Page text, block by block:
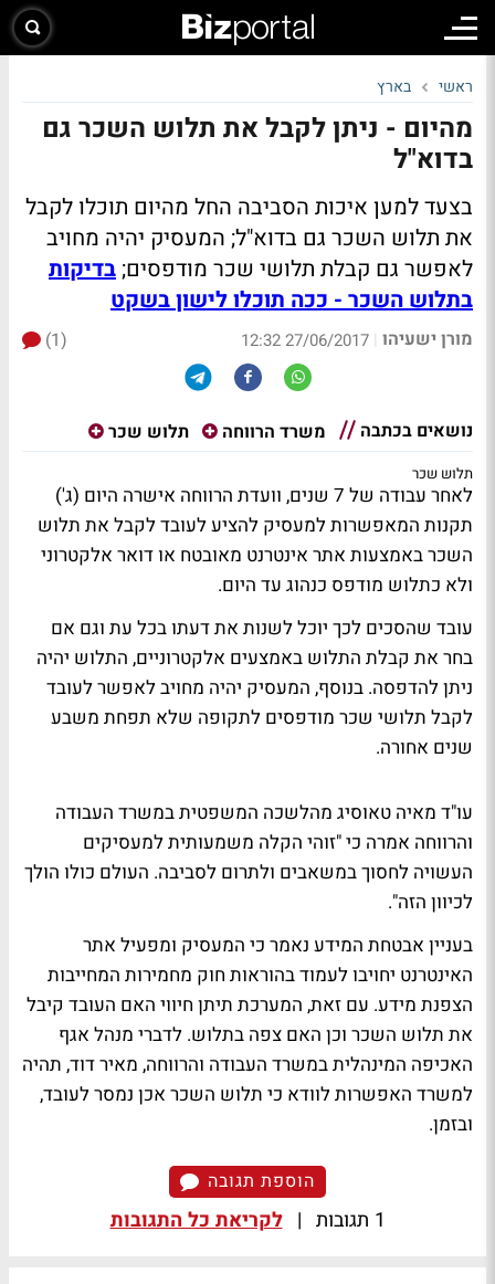
ראשי בארץ
מהיום - ניתן לקבל את תלוש השכר גם
בדוא"ל
בצעד למען איכות הסביבה החל מהיום תוכלו לקבל
את תלוש השכר גם בדוא"ל; המעסיק יהיה מחויב
לאפשר גם קבלת תלושי שכר מודפסים;בדיקות
בתלוש השכר - ככה תוכלו לישון בשקט
מורן ישעיהו |
27/06/2017 12:32
(1)
נושאים בכתבה משרד הרווחה תלוש שכר
תלוש שכר
לאחר עבודה של 7 שנים, וועדת הרווחה אישרה היום (ג')
תקנות המאפשרות למעסיק להציע לעובד לקבל את תלוש
השכר באמצעות אתר אינטרנט מאובטח או דואר אלקטרוני
ולא כתלוש מודפס כנהוג עד היום.
עובד שהסכים לכך יוכל לשנות את דעתו בכל עת וגם אם
בחר את קבלת התלוש באמצעים אלקטרוניים, התלוש יהיה
ניתן להדפסה. בנוסף, המעסיק יהיה מחויב לאפשר לעובד
לקבל תלושי שכר מודפסים לתקופה שלא תפחת משבע
שנים אחורה.
עו"ד מאיה טאוסיג מהלשכה המשפטית במשרד העבודה
והרווחה אמרה כי "זוהי הקלה משמעותית למעסיקים
העשויה לחסוך במשאבים ולתרום לסביבה. העולם כולו הולך
לכיוון הזה".
בעניין אבטחת המידע נאמר כי המעסיק ומפעיל אתר
האינטרנט יחויבו לעמוד בהוראות חוק מחמירות המחייבות
הצפנת מידע. עם זאת, המערכת תיתן חיווי האם העובד קיבל
את תלוש השכר וכן האם צפה בתלוש. לדברי מנהל אגף
האכיפה המינהלית במשרד העבודה והרווחה, מאיר דוד, תהיה
למשרד האפשרות לוודא כי תלוש השכר אכן נמסר לעובד,
ובזמן.
הוספת תגובה
1 תגובות | לקריאת כל התגובות